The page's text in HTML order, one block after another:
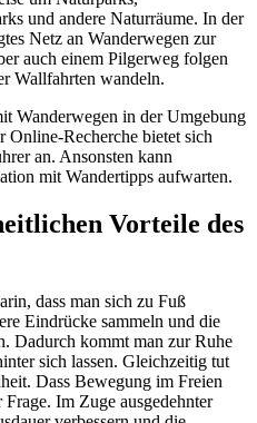
und andere Naturräume. In der
Netz an Wanderwegen zur
auch einem Pilgerweg folgen
Wallfahrten wandeln.
Wanderwegen in der Umgebung
Online-Recherche bietet sich
an. Ansonsten kann
mit Wandertipps aufwarten.
Vorteile des
dass man sich zu Fuß
Eindrücke sammeln und die
Dadurch kommt man zur Ruhe
sich lassen. Gleichzeitig tut
Dass Bewegung im Freien
Im Zuge ausgedehnter